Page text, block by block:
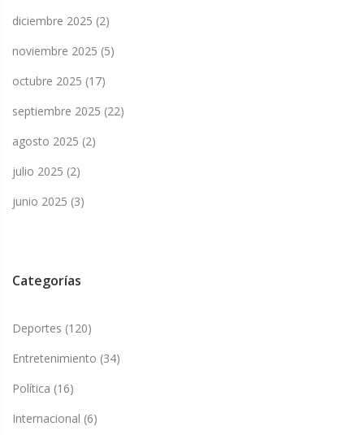
diciembre 2025 (2)
noviembre 2025 (5)
octubre 2025 (17)
septiembre 2025 (22)
agosto 2025 (2)
julio 2025 (2)
junio 2025 (3)
Categorías
Deportes (120)
Entretenimiento (34)
Política (16)
Internacional (6)